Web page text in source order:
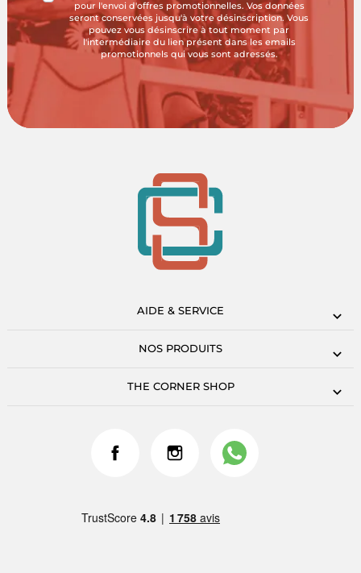
pour l'envoi d'offres promotionnelles. Vos données
seront conservées jusqu'à votre désinscription. Vous
pouvez vous désinscrire à tout moment par
l'intermédiaire du lien présent dans les emails
promotionnels qui vous sont adressés.
AIDE & SERVICE
NOS PRODUITS
THE CORNER SHOP